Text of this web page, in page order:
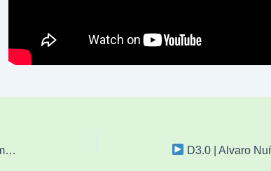
Athleticek irekiko ditu lagunartekoak SD Amorebietaren mendeurrenean D3.0 | Alvaro Nuñezi